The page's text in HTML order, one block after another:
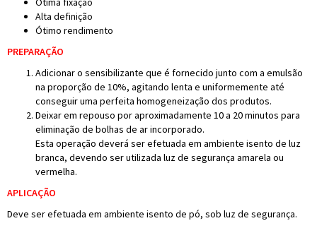
Alta definição
Ótimo rendimento
PREPARAÇÃO
Adicionar o sensibilizante que é fornecido junto com a emulsão
na proporção de 10%, agitando lenta e uniformemente até
conseguir uma perfeita homogeneização dos produtos.
Deixar em repouso por aproximadamente 10 a 20 minutos para
eliminação de bolhas de ar incorporado.
Esta operação deverá ser efetuada em ambiente isento de luz
branca, devendo ser utilizada luz de segurança amarela ou
vermelha.
APLICAÇÃO
Deve ser efetuada em ambiente isento de pó, sob luz de segurança.